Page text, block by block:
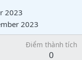
2023
2023
Điểm thành tích
0